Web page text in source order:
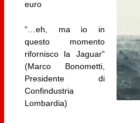
euro
“…eh, ma io in
questo momento
rifornisco la Jaguar”
(Marco Bonometti,
Presidente di
Confindustria
Lombardia)